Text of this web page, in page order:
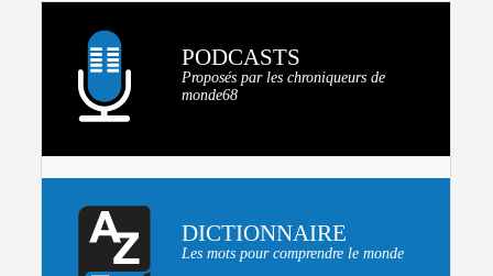
PODCASTS
Proposés par les chroniqueurs de
monde68
DICTIONNAIRE
Les mots pour comprendre le monde